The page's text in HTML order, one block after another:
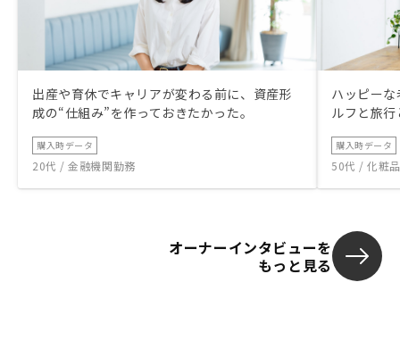
出産や育休でキャリアが変わる前に、資産形
成の“仕組み”を作っておきたかった。
購入時データ
20代 / 金融機関勤務
ハッピー
ルフと旅
購入時データ
50代 / 化粧
オーナーインタビューを
もっと見る